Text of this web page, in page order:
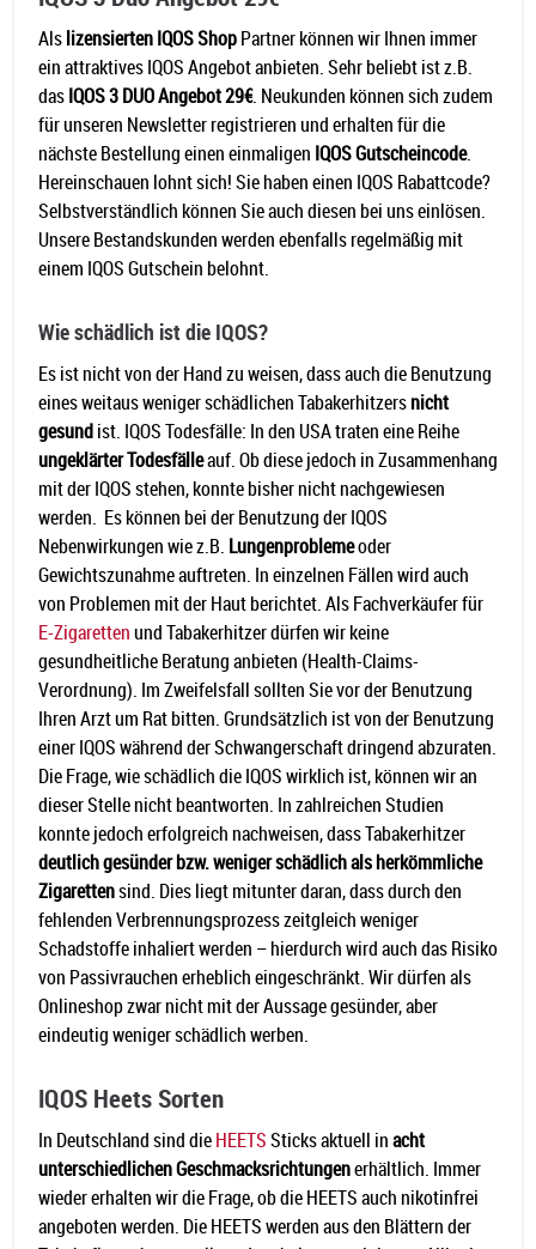
Alslizensierten IQOS ShopPartner können wir Ihnen immer
ein attraktives IQOS Angebot anbieten. Sehr beliebt ist z.B.
dasIQOS 3 DUO Angebot 29€. Neukunden können sich zudem
für unseren Newsletter registrieren und erhalten für die
nächste Bestellung einen einmaligen IQOS Gutscheincode.
Hereinschauen lohnt sich! Sie haben einen IQOS Rabattcode?
Selbstverständlich können Sie auch diesen bei uns einlösen.
Unsere Bestandskunden werden ebenfalls regelmäßig mit
einem IQOS Gutschein belohnt.
Wie schädlich ist die IQOS?
Es ist nicht von der Hand zu weisen, dass auch die Benutzung
eines weitaus weniger schädlichen Tabakerhitzersnicht
gesundist. IQOS Todesfälle: In den USA traten eine Reihe
ungeklärter Todesfälleauf. Ob diese jedoch in Zusammenhang
mit der IQOS stehen, konnte bisher nicht nachgewiesen
werden. Es können bei der Benutzung der IQOS
Nebenwirkungen wie z.B. Lungenproblemeoder
Gewichtszunahme auftreten. In einzelnen Fällen wird auch
von Problemen mit der Haut berichtet. Als Fachverkäufer für
E-Zigarettenund Tabakerhitzer dürfen wir keine
gesundheitliche Beratung anbieten (Health-Claims-
Verordnung). Im Zweifelsfall sollten Sie vor der Benutzung
Ihren Arzt um Rat bitten. Grundsätzlich ist von der Benutzung
einer IQOS während der Schwangerschaft dringend abzuraten.
Die Frage, wie schädlich die IQOS wirklich ist, können wir an
dieser Stelle nicht beantworten. In zahlreichen Studien
konnte jedoch erfolgreich nachweisen, dass Tabakerhitzer
deutlich gesünder bzw. weniger schädlich als herkömmliche
Zigarettensind. Dies liegt mitunter daran, dass durch den
fehlenden Verbrennungsprozess zeitgleich weniger
Schadstoffe inhaliert werden – hierdurch wird auch das Risiko
von Passivrauchen erheblich eingeschränkt. Wir dürfen als
Onlineshop zwar nicht mit der Aussage gesünder, aber
eindeutig weniger schädlich werben.
IQOS Heets Sorten
In Deutschland sind dieHEETSSticks aktuell inacht
unterschiedlichen Geschmacksrichtungenerhältlich. Immer
wieder erhalten wir die Frage, ob die HEETS auch nikotinfrei
angeboten werden. Die HEETS werden aus den Blättern der